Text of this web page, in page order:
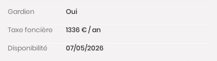
Les informations sur les risques auxquels ce bien est
exposé sont disponibles sur le site
Gardien
Oui
Taxe foncière
1336 € / an
Disponibilité
07/05/2026